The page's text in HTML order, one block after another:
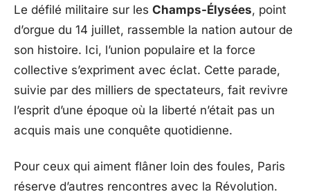
Le défilé militaire sur les Champs-Élysées, point
d’orgue du 14 juillet, rassemble la nation autour de
son histoire. Ici, l’union populaire et la force
collective s’expriment avec éclat. Cette parade,
suivie par des milliers de spectateurs, fait revivre
l’esprit d’une époque où la liberté n’était pas un
acquis mais une conquête quotidienne.
Pour ceux qui aiment flâner loin des foules, Paris
réserve d’autres rencontres avec la Révolution.